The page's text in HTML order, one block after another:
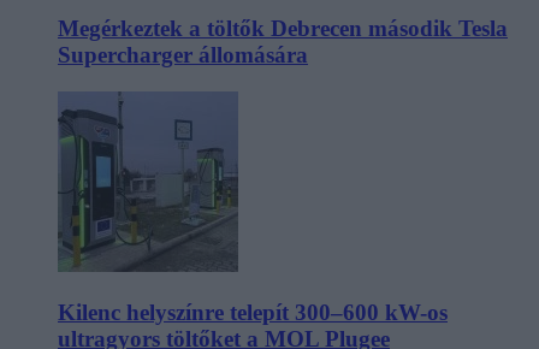
Megérkeztek a töltők Debrecen második Tesla
Supercharger állomására
Kilenc helyszínre telepít 300–600 kW-os
ultragyors töltőket a MOL Plugee